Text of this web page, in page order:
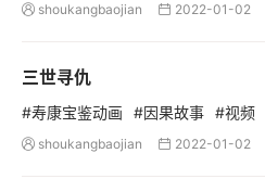
 shoukangbaojian  2022-01-02
三世寻仇
#寿康宝鉴动画 #因果故事 #视频
 shoukangbaojian  2022-01-02